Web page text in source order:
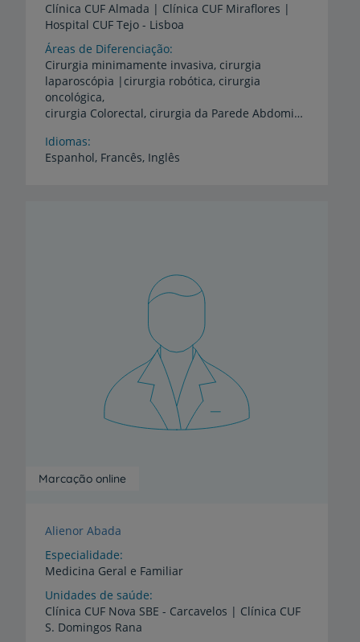
Clínica CUF Almada | Clínica CUF Miraflores |
Hospital CUF Tejo - Lisboa
Áreas de Diferenciação
Cirurgia minimamente invasiva, cirurgia
laparoscópia |cirurgia robótica, cirurgia
oncológica,
cirurgia Colorectal, cirurgia da Parede Abdominal
Idiomas
Espanhol, Francês, Inglês
Marcação online
Alienor Abada
Especialidade
Medicina Geral e Familiar
Unidades de saúde
Clínica CUF Nova SBE - Carcavelos | Clínica CUF
S. Domingos Rana